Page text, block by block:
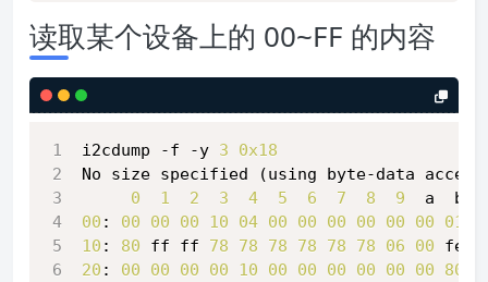
读取某个设备上的 00~FF 的内容
i2cdump -f -y 3
0x18
No size specified (using byte-data
0
1 2 3 4 5 6 7 8 9
a  b
00 : 00 00 00 10 04 00 00 00 00 00 00 01
10 : 80 ff ff 78 78 78 78 78 78 06 00 fe
20 : 00 00 00 00 10 00 00 00 00 00 00 80